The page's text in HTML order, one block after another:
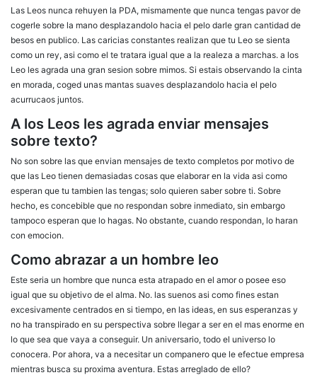
Las Leos nunca rehuyen la PDA, mismamente que nunca tengas pavor de
cogerle sobre la mano desplazandolo hacia el pelo darle gran cantidad de
besos en publico. Las caricias constantes realizan que tu Leo se sienta
como un rey, asi­ como el te tratara igual que a la realeza a marchas. a los
Leo les agrada una gran sesion sobre mimos. Si estais observando la cinta
en morada, coged unas mantas suaves desplazandolo hacia el pelo
acurrucaos juntos.
A los Leos les agrada enviar mensajes
sobre texto?
No son sobre las que envian mensajes de texto completos por motivo de
que las Leo tienen demasiadas cosas que elaborar en la vida asi­ como
esperan que tu tambien las tengas; solo quieren saber sobre ti. Sobre
hecho, es concebible que no respondan sobre inmediato, sin embargo
tampoco esperan que lo hagas. No obstante, cuando respondan, lo haran
con emocion.
Como abrazar a un hombre leo
Este seri­a un hombre que nunca esta atrapado en el amor o posee eso
igual que su objetivo de el alma. No. las suenos asi­ como fines estan
excesivamente centrados en si tiempo, en las ideas, en sus esperanzas y
no ha transpirado en su perspectiva sobre llegar a ser en el mas enorme en
lo que sea que vaya a conseguir. Un aniversario, todo el universo lo
conocera. Por ahora, va a necesitar un companero que le efectue empresa
mientras busca su proxima aventura. Estas arreglado de ello?